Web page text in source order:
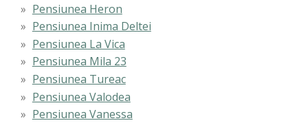
Pensiunea Heron
Pensiunea Inima Deltei
Pensiunea La Vica
Pensiunea Mila 23
Pensiunea Tureac
Pensiunea Valodea
Pensiunea Vanessa